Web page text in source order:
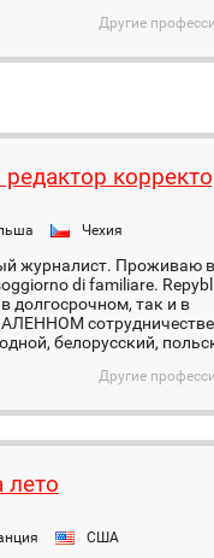
Другие
Чехия
журналист. Проживаю
di familiare.
долгосрочном, так и в
белорусский,
Другие
лето
США